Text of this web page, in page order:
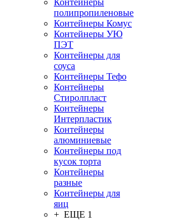
Контейнеры
полипропиленовые
Контейнеры Комус
Контейнеры УЮ
ПЭТ
Контейнеры для
соуса
Контейнеры Тефо
Контейнеры
Стиролпласт
Контейнеры
Интерпластик
Контейнеры
алюминиевые
Контейнеры под
кусок торта
Контейнеры
разные
Контейнеры для
яиц
+ ЕЩЕ 1